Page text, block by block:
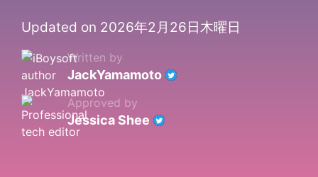
Updated on 2026年2月26日木曜日
Written by
JackYamamoto
Approved by
Jessica Shee